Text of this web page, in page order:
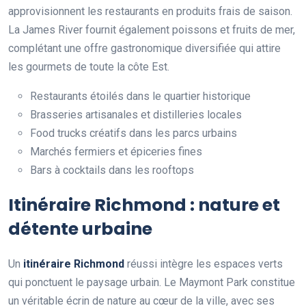
approvisionnent les restaurants en produits frais de saison.
La James River fournit également poissons et fruits de mer,
complétant une offre gastronomique diversifiée qui attire
les gourmets de toute la côte Est.
Restaurants étoilés dans le quartier historique
Brasseries artisanales et distilleries locales
Food trucks créatifs dans les parcs urbains
Marchés fermiers et épiceries fines
Bars à cocktails dans les rooftops
Itinéraire Richmond : nature et
détente urbaine
Un itinéraire Richmond réussi intègre les espaces verts
qui ponctuent le paysage urbain. Le Maymont Park constitue
un véritable écrin de nature au cœur de la ville, avec ses